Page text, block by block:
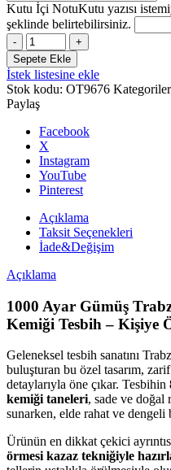
Kutu İçi NotuKutu yazısı
şeklinde belirtebilirsiniz.
Sertifikalı
Trabzon
Kazaz
Püsküllü
7x11mm
Deve
Kemiği
Tesbih
adet
Sepete Ekle
İstek listesine ekle
Stok kodu: OT9676
Paylaş
Facebook
X
Instagram
YouTube
Pinterest
Açıklama
Taksit Seçenekleri
İade&Değişim
Açıklama
1000 Ayar Gümüş
Kemiği Tesbih – Kişiye
Geleneksel tesbih sanatını
buluşturan bu özel tasarım,
detaylarıyla öne çıkar. Tesbihin
kemiği taneleri, sade ve doğal
sunarken, elde rahat ve dengeli
Ürünün en dikkat çekici
örmesi kazaz tekniğiyle